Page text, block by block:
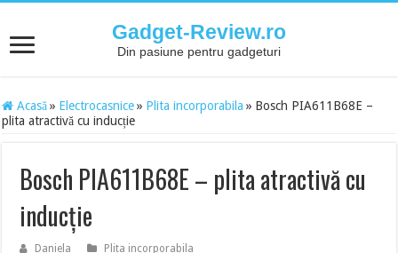
Gadget-Review.ro
Din pasiune pentru gadgeturi
Acasă » Electrocasnice » Plita incorporabila » Bosch PIA611B68E –
plita atractivă cu inducție
Bosch PIA611B68E – plita atractivă cu
inducție
Daniela Plita incorporabila